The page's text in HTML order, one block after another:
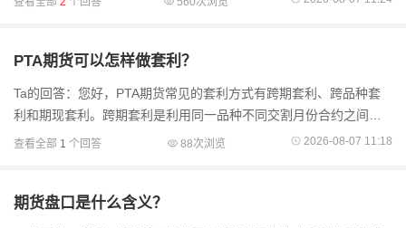
PTA期货可以怎样做套利？
Ta的回答：您好，PTA期货常见的套利方式有跨期套利、跨品种套
利和期现套利。跨期套利是利用同一品种不同交割月份合约之间的
价差变动来获利。例如，当PTA期货远月合约和近月合约价差过大或
查看全部 1 个回答 88次浏览 2026-08-07 11:18
期货盘口是什么含义？